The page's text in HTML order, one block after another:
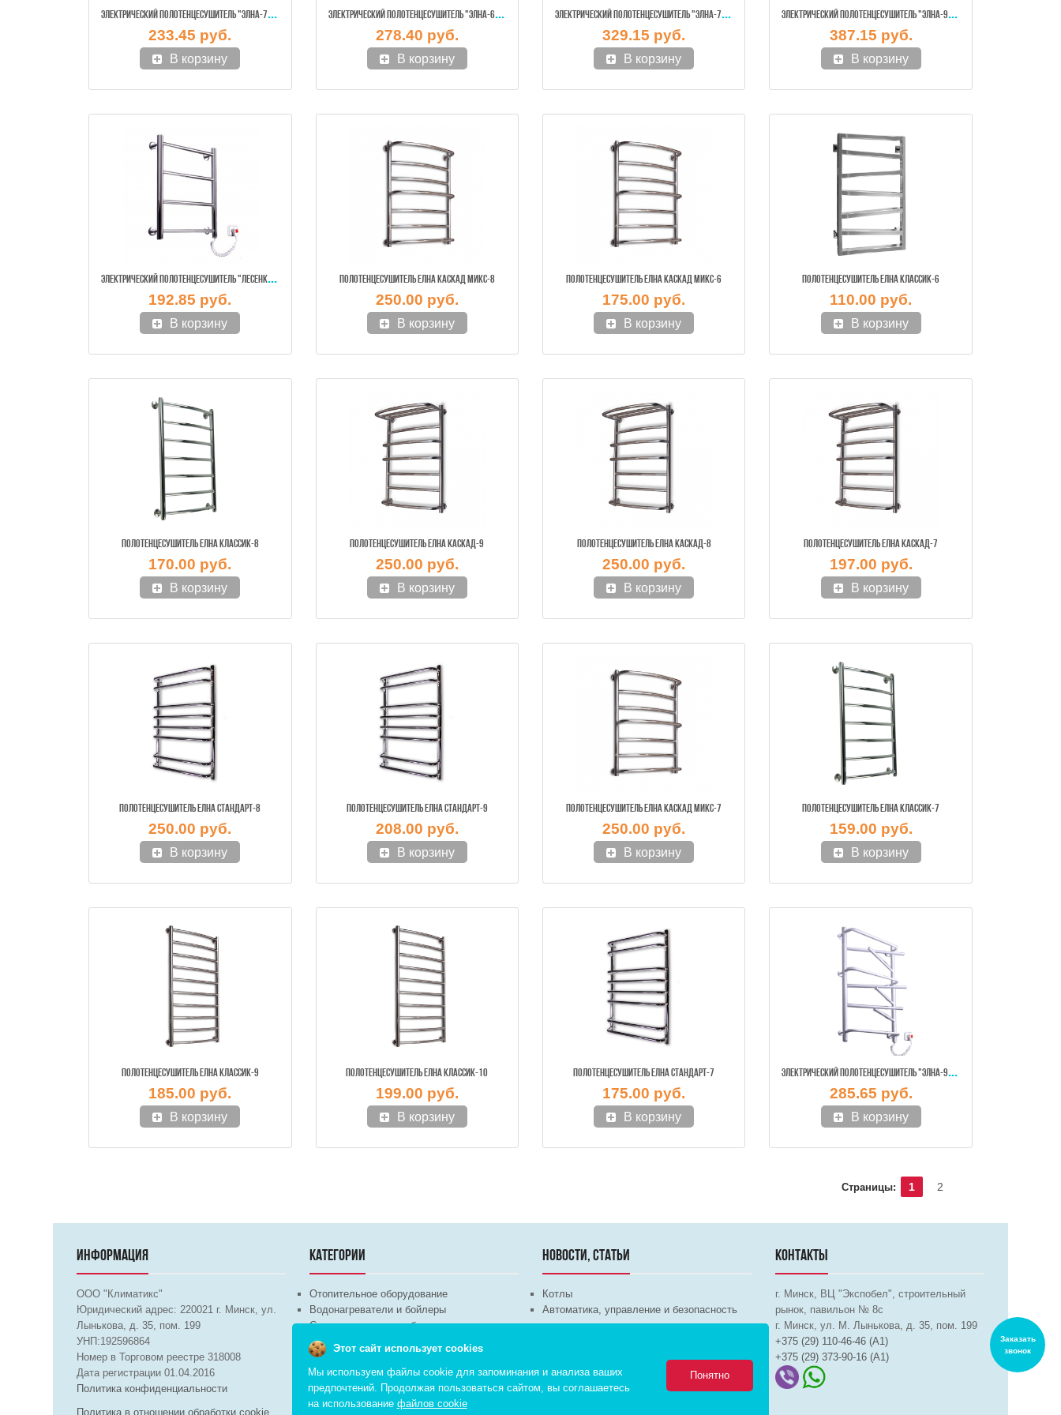
ЭЛЕ
КТРИЧЕСКИЙ ПОЛОТЕНЦЕСУШИТЕЛЬ "ЭЛНА-7" ПОВОРОНТАЯ (БЕЛЫЙ ЦВЕТ)
233.45 руб.
В корзину
ЭЛЕ
КТРИЧЕСКИЙ ПОЛОТЕНЦЕСУШИТЕЛЬ "ЭЛНА-6" ПОВОРОТНАЯ (НЕРЖ.)
278.40 руб.
В корзину
ЭЛЕ
КТРИЧЕСКИЙ ПОЛОТЕНЦЕСУШИТЕЛЬ "ЭЛНА-7" ПОВОРОНТАЯ (НЕРЖ.)
329.15 руб.
В корзину
ЭЛЕ
КТРИЧЕСКИЙ ПОЛОТЕНЦЕСУШИТЕЛЬ "ЭЛНА-9" ПОВОРОТНАЯ (НЕРЖ.)
387.15 руб.
В корзину
ЭЛЕ
КТРИЧЕСКИЙ ПОЛОТЕНЦЕСУШИТЕЛЬ "ЛЕСЕНКА-4" (НЕРЖ.)
192.85 руб.
В корзину
ПОЛОТЕНЦЕСУШИТЕЛЬ ЕЛНА КАСКАД МИКС-8
250.00 руб.
В корзину
ПОЛОТЕНЦЕСУШИТЕЛЬ ЕЛНА КАСКАД МИКС-6
175.00 руб.
В корзину
ПОЛОТЕНЦЕСУШИТЕЛЬ ЕЛНА КЛАССИК-6
110.00 руб.
В корзину
ПОЛОТЕНЦЕСУШИТЕЛЬ ЕЛНА КЛАССИК-8
170.00 руб.
В корзину
ПОЛОТЕНЦЕСУШИТЕЛЬ ЕЛНА КАСКАД-9
250.00 руб.
В корзину
ПОЛОТЕНЦЕСУШИТЕЛЬ ЕЛНА КАСКАД-8
250.00 руб.
В корзину
ПОЛОТЕНЦЕСУШИТЕЛЬ ЕЛНА КАСКАД-7
197.00 руб.
В корзину
ПОЛОТЕНЦЕСУШИТЕЛЬ ЕЛНА СТАНДАРТ-8
250.00 руб.
В корзину
ПОЛОТЕНЦЕСУШИТЕЛЬ ЕЛНА СТАНДАРТ-9
208.00 руб.
В корзину
ПОЛОТЕНЦЕСУШИТЕЛЬ ЕЛНА КАСКАД МИКС-7
250.00 руб.
В корзину
ПОЛОТЕНЦЕСУШИТЕЛЬ ЕЛНА КЛАССИК-7
159.00 руб.
В корзину
ПОЛОТЕНЦЕСУШИТЕЛЬ ЕЛНА КЛАССИК-9
185.00 руб.
В корзину
ПОЛОТЕНЦЕСУШИТЕЛЬ ЕЛНА КЛАССИК-10
199.00 руб.
В корзину
ПОЛОТЕНЦЕСУШИТЕЛЬ ЕЛНА СТАНДАРТ-7
175.00 руб.
В корзину
ЭЛЕ
КТРИЧЕСКИЙ ПОЛОТЕНЦЕСУШИТЕЛЬ "ЭЛНА-9" ПОВОРОТНАЯ (БЕЛЫЙ ЦВЕТ)
285.65 руб.
В корзину
Страницы: 1 2
ИНФОРМАЦИЯ
ООО "Климатикс"
Юридический адрес:220021 г. Минск, ул.
Лынькова, д. 35, пом. 199
УНП:192596864
Номер в Торговом реестре 318008
Дата регистрации 01.04.2016
Политика конфиденциальности
Политика в отношении обработки cookie
КАТЕГОРИИ
Отопительное оборудование
Водонагреватели и бойлеры
Сантехника, водоснабжение и канализация
Бытовая техника
Вентиляционное оборудование
НОВОСТИ, СТАТЬИ
Котлы
Автоматика, управление и безопасность
систем отопления
Насосы
КОНТАКТЫ
г. Минск, ВЦ "Экспобел", строительный
рынок, павильон № 8c
г. Минск, ул. М. Лынькова, д. 35, пом. 199
+375 (29) 110-46-46 (А1)
+375 (29) 373-90-16 (A1)
Этот сайт использует cookies
Мы используем файлы cookie для запоминания и анализа ваших
предпочтений. Продолжая пользоваться сайтом, вы соглашаетесь
на использование файлов cookie
Понятно
Заказать
звонок